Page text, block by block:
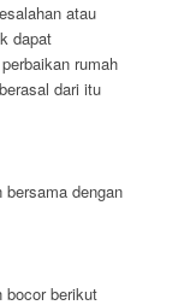
atau
dapat
rumah
dari itu
dengan
bocor berikut